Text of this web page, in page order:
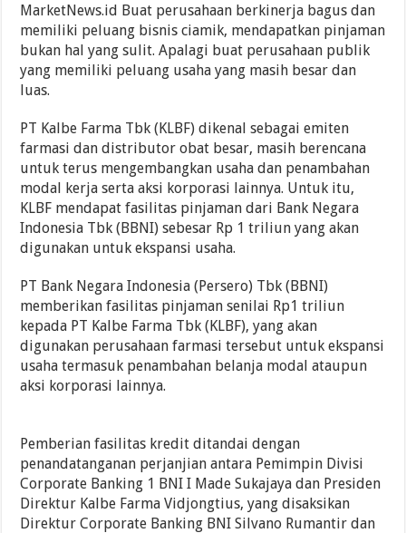
MarketNews.id Buat perusahaan berkinerja bagus dan
memiliki peluang bisnis ciamik, mendapatkan pinjaman
bukan hal yang sulit. Apalagi buat perusahaan publik
yang memiliki peluang usaha yang masih besar dan
luas.
PT Kalbe Farma Tbk (KLBF) dikenal sebagai emiten
farmasi dan distributor obat besar, masih berencana
untuk terus mengembangkan usaha dan penambahan
modal kerja serta aksi korporasi lainnya. Untuk itu,
KLBF mendapat fasilitas pinjaman dari Bank Negara
Indonesia Tbk (BBNI) sebesar Rp 1 triliun yang akan
digunakan untuk ekspansi usaha.
PT Bank Negara Indonesia (Persero) Tbk (BBNI)
memberikan fasilitas pinjaman senilai Rp1 triliun
kepada PT Kalbe Farma Tbk (KLBF), yang akan
digunakan perusahaan farmasi tersebut untuk ekspansi
usaha termasuk penambahan belanja modal ataupun
aksi korporasi lainnya.
Pemberian fasilitas kredit ditandai dengan
penandatanganan perjanjian antara Pemimpin Divisi
Corporate Banking 1 BNI I Made Sukajaya dan Presiden
Direktur Kalbe Farma Vidjongtius, yang disaksikan
Direktur Corporate Banking BNI Silvano Rumantir dan